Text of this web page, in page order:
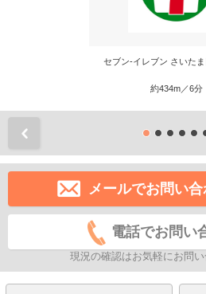
セブン-イレブン さいた
約434m／6分
メールでお問い
電話でお問い
現況の確認はお気軽にお問い